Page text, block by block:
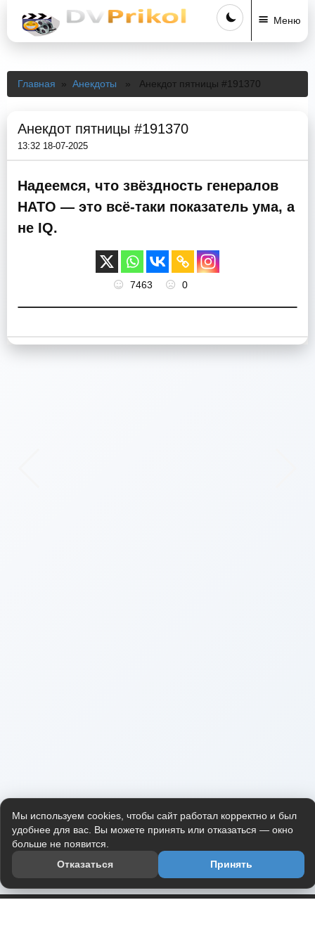
Меню
Главная » Анекдоты » Анекдот пятницы #191370
Анекдот пятницы #191370
13:32 18-07-2025
Надеемся, что звёздность генералов
НАТО — это всё-таки показатель ума, а
не IQ.
7463 0
Мы используем cookies, чтобы сайт работал корректно и был
удобнее для вас. Вы можете принять или отказаться — окно
больше не появится.
Отказаться
Принять